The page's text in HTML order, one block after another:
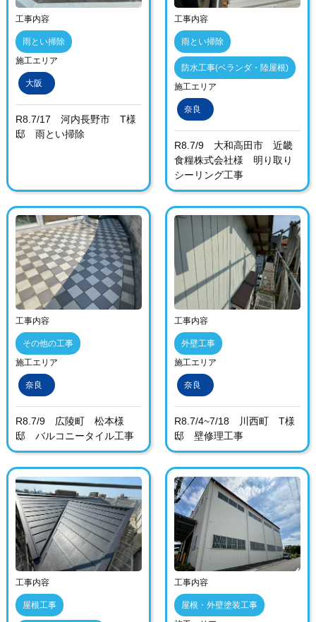
工事内容
雨とい掃除
施工エリア
大阪
R8.7/17 河内長野市 T様
邸 雨とい掃除
工事内容
雨とい掃除
防水工事(ベランダ・陸屋根)
施工エリア
奈良
R8.7/9 大和高田市 近畿
食糧株式会社様 明り取り
シーリング工事
工事内容
その他の工事
施工エリア
奈良
R8.7/9 広陵町 松本様
邸 バルコニータイル工事
工事内容
外壁工事
施工エリア
奈良
R8.7/4~7/18 川西町 T様
邸 壁修理工事
工事内容
屋根工事
工事内容
屋根・外壁塗装工事